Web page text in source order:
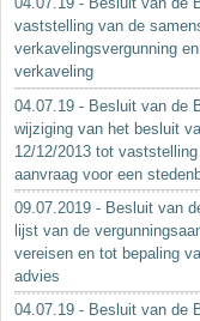
vaststelling van de
verkavelingsvergunning
verkaveling
04.07.19 - Besluit van de
wijziging van het besluit
12/12/2013 tot
aanvraag voor een
09.07.2019 - Besluit van
lijst van de
vereisen en tot bepaling
advies
04.07.19 - Besluit van de